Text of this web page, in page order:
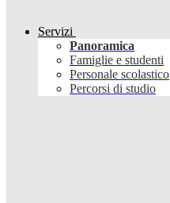
Servizi
Panoramica
Famiglie e studenti
Personale scolastico
Percorsi di studio